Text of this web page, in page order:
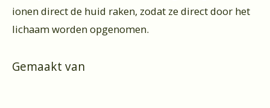
ionen direct de huid raken, zodat ze direct door het
lichaam worden opgenomen.
Gemaakt van